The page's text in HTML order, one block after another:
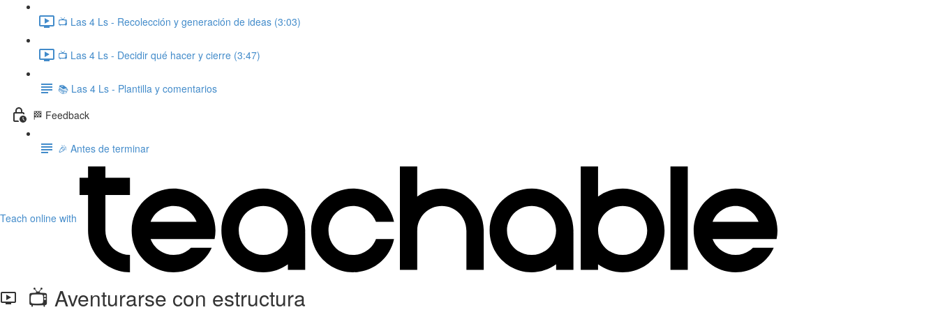
📺 Las 4 Ls - Recolección y generación de ideas (3:03)
📺 Las 4 Ls - Decidir qué hacer y cierre (3:47)
📚 Las 4 Ls - Plantilla y comentarios
🏁 Feedback
🎉 Antes de terminar
Teach online with
📺 Aventurarse con estructura